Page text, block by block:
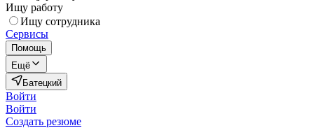
Ищу работу
Ищу сотрудника
Сервисы
Помощь
Ещё
Батецкий
Войти
Войти
Создать резюме